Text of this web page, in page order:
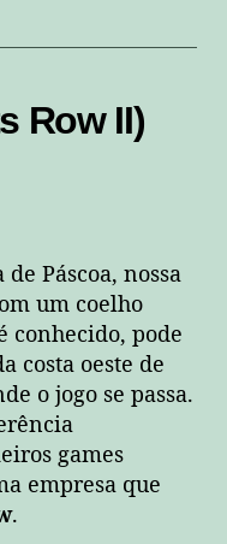
Row II)
Páscoa, nossa
um coelho
conhecido, pode
costa oeste de
o jogo se passa.
games
empresa que
.